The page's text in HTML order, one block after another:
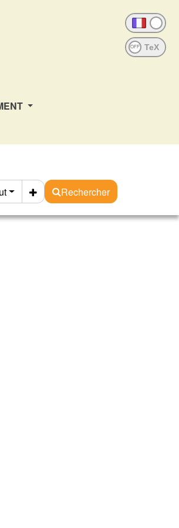
OFF
Rechercher